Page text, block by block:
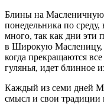
Блины на
понедельника по
много, так как дни
в Широкую Масленицу,
когда прекращаются
гулянья, идет блинное
Каждый из семи дней
смысл и свои традиции